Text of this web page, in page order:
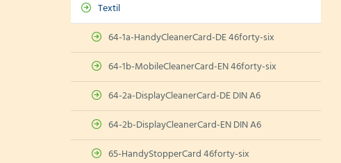
Textil
64-1a-HandyCleanerCard-DE 46forty-six
64-1b-MobileCleanerCard-EN 46forty-six
64-2a-DisplayCleanerCard-DE DIN A6
64-2b-DisplayCleanerCard-EN DIN A6
65-HandyStopperCard 46forty-six